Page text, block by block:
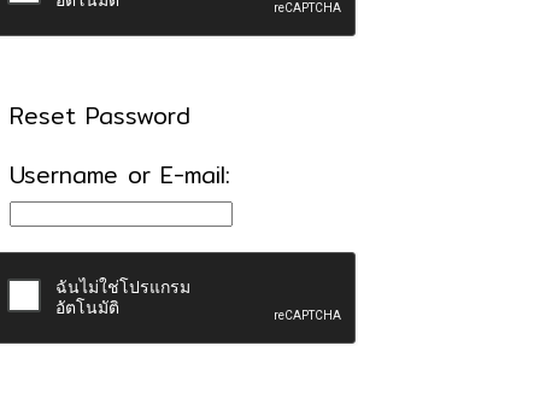
Reset Password
Username or E-mail: